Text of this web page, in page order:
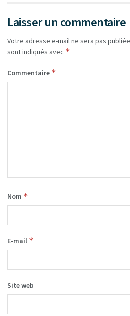
Laisser un commentaire
Votre adresse e-mail ne sera pas
sont indiqués avec *
Commentaire *
Nom *
E-mail *
Site web